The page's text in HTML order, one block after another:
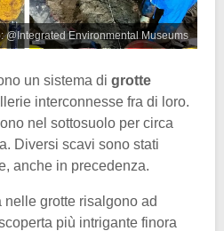
@Integrated Environmental Museums
un sistema di grotte
interconnesse fra di loro.
nel sottosuolo per circa
Diversi scavi sono stati
anche in precedenza.
grotte risalgono ad
più intrigante finora